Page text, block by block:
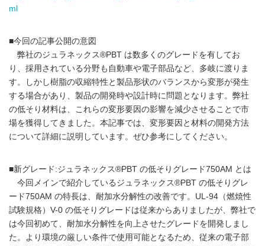
ml
■今回の記事公開の意図
弊社のジュラネックス®PBT は数多くのグレードを有してお
り、採用されている分野も自動車や電子部品など、多岐に渡りま
す。しかし樹脂の収縮特性と製品形状のバランスから変形が発生
する場合があり、製品の開発時や設計時に問題となります。弊社
の低そり材料は、これらの変形要因の影響を減少させることで市
場を獲得してきました。本記事では、変形要因と材料の開発方法
について詳細に説明しています。ぜひ参考にしてください。
■新グレード:ジュラネックス®PBT の低そりグレード750AM とは
今回メインで紹介しているジュラネックス®PBT の低そりグレ
ード750AM の特⾧は、耐加水分解性の改善です。UL-94（燃焼性
試験規格）V-0 の低そりグレードは従来からありましたが、弊社で
は今回初めて、耐加水分解性を向上させたグレードを開発しまし
た。より環境の厳しい条件で使用可能となるため、従来の電子部